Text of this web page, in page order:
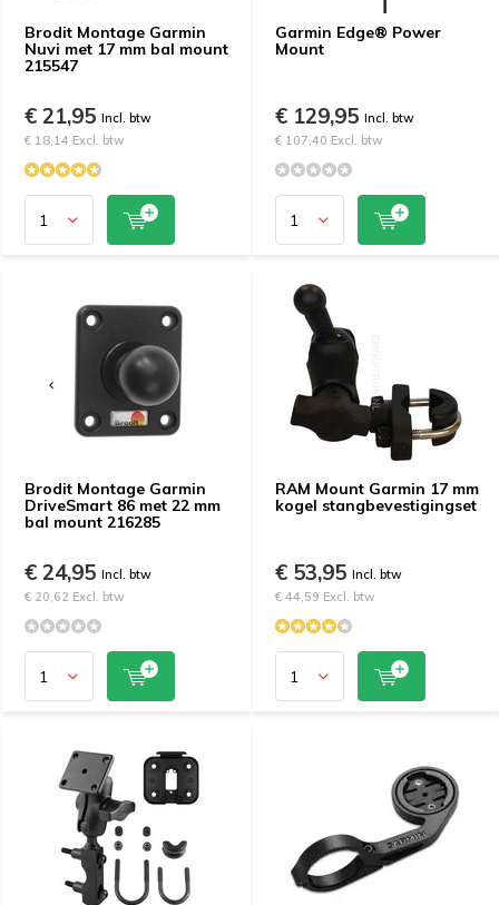
Brodit Montage Garmin
Nuvi met 17 mm bal mount
215547
€ 21,95 Incl. btw
€ 18,14 Excl. btw
Garmin Edge® Power
Mount
€ 129,95 Incl. btw
€ 107,40 Excl. btw
Brodit Montage Garmin
DriveSmart 86 met 22 mm
bal mount 216285
€ 24,95 Incl. btw
€ 20,62 Excl. btw
RAM Mount Garmin 17 mm
kogel stangbevestigingset
€ 53,95 Incl. btw
€ 44,59 Excl. btw